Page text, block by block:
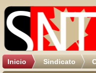
Inicio Sindicato